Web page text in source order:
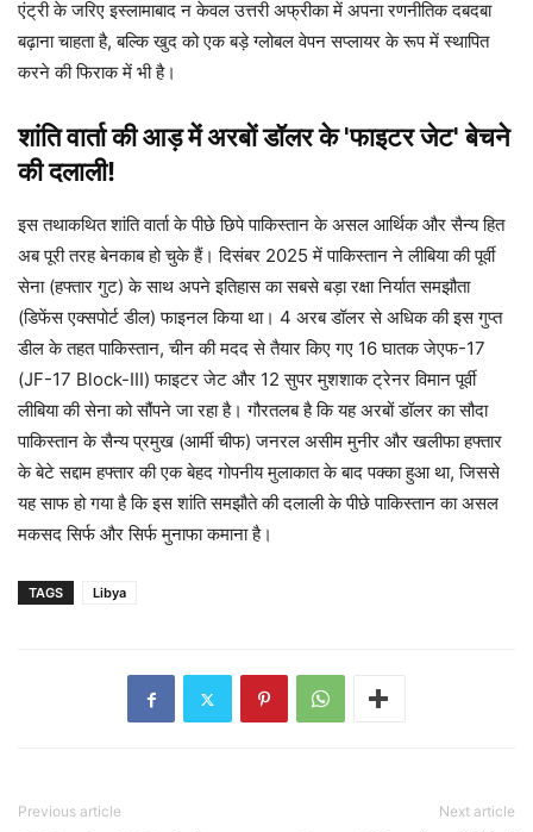
एंट्री के जरिए इस्लामाबाद न केवल उत्तरी अफ्रीका में अपना रणनीतिक दबदबा
बढ़ाना चाहता है, बल्कि खुद को एक बड़े ग्लोबल वेपन सप्लायर के रूप में स्थापित
करने की फिराक में भी है।
शांति वार्ता की आड़ में अरबों डॉलर के 'फाइटर जेट' बेचने
की दलाली!
इस तथाकथित शांति वार्ता के पीछे छिपे पाकिस्तान के असल आर्थिक और सैन्य हित
अब पूरी तरह बेनकाब हो चुके हैं। दिसंबर 2025 में पाकिस्तान ने लीबिया की पूर्वी
सेना (हफ्तार गुट) के साथ अपने इतिहास का सबसे बड़ा रक्षा निर्यात समझौता
(डिफेंस एक्सपोर्ट डील) फाइनल किया था। 4 अरब डॉलर से अधिक की इस गुप्त
डील के तहत पाकिस्तान, चीन की मदद से तैयार किए गए 16 घातक जेएफ-17
(JF-17 Block-III) फाइटर जेट और 12 सुपर मुशशाक ट्रेनर विमान पूर्वी
लीबिया की सेना को सौंपने जा रहा है। गौरतलब है कि यह अरबों डॉलर का सौदा
पाकिस्तान के सैन्य प्रमुख (आर्मी चीफ) जनरल असीम मुनीर और खलीफा हफ्तार
के बेटे सद्दाम हफ्तार की एक बेहद गोपनीय मुलाकात के बाद पक्का हुआ था, जिससे
यह साफ हो गया है कि इस शांति समझौते की दलाली के पीछे पाकिस्तान का असल
मकसद सिर्फ और सिर्फ मुनाफा कमाना है।
TAGS Libya
Previous article Next article